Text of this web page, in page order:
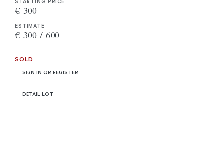
STARTING PRICE
€ 300
ESTIMATE
€ 300 / 600
SOLD
SIGN IN OR REGISTER
DETAIL LOT